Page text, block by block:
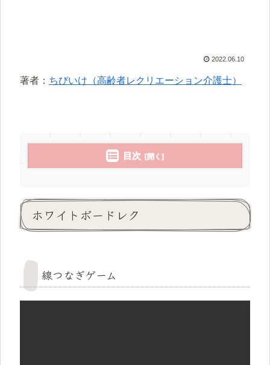
2022.06.10
著者： ちびいけ（高齢者レクリエーション介護士）
目次
ホワイトボードレク
線つなぎゲーム